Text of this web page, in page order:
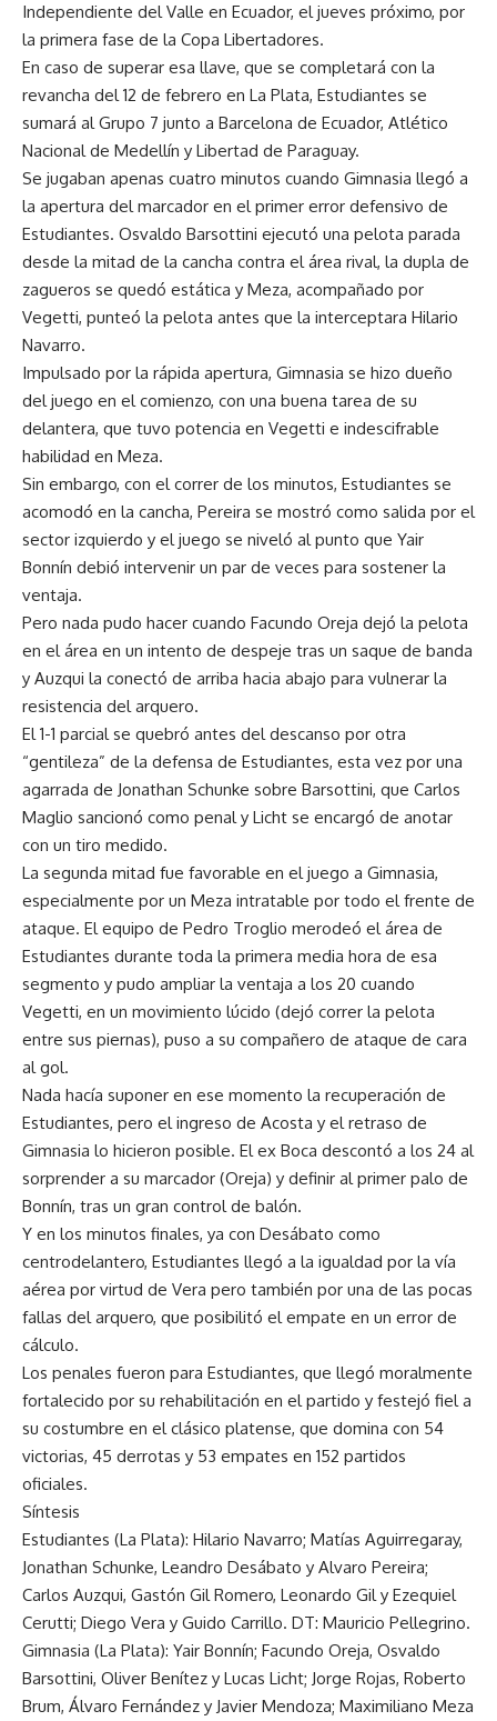
Independiente del Valle en Ecuador, el jueves próximo, por
la primera fase de la Copa Libertadores.
En caso de superar esa llave, que se completará con la
revancha del 12 de febrero en La Plata, Estudiantes se
sumará al Grupo 7 junto a Barcelona de Ecuador, Atlético
Nacional de Medellín y Libertad de Paraguay.
Se jugaban apenas cuatro minutos cuando Gimnasia llegó a
la apertura del marcador en el primer error defensivo de
Estudiantes. Osvaldo Barsottini ejecutó una pelota parada
desde la mitad de la cancha contra el área rival, la dupla de
zagueros se quedó estática y Meza, acompañado por
Vegetti, punteó la pelota antes que la interceptara Hilario
Navarro.
Impulsado por la rápida apertura, Gimnasia se hizo dueño
del juego en el comienzo, con una buena tarea de su
delantera, que tuvo potencia en Vegetti e indescifrable
habilidad en Meza.
Sin embargo, con el correr de los minutos, Estudiantes se
acomodó en la cancha, Pereira se mostró como salida por el
sector izquierdo y el juego se niveló al punto que Yair
Bonnín debió intervenir un par de veces para sostener la
ventaja.
Pero nada pudo hacer cuando Facundo Oreja dejó la pelota
en el área en un intento de despeje tras un saque de banda
y Auzqui la conectó de arriba hacia abajo para vulnerar la
resistencia del arquero.
El 1-1 parcial se quebró antes del descanso por otra
“gentileza” de la defensa de Estudiantes, esta vez por una
agarrada de Jonathan Schunke sobre Barsottini, que Carlos
Maglio sancionó como penal y Licht se encargó de anotar
con un tiro medido.
La segunda mitad fue favorable en el juego a Gimnasia,
especialmente por un Meza intratable por todo el frente de
ataque. El equipo de Pedro Troglio merodeó el área de
Estudiantes durante toda la primera media hora de esa
segmento y pudo ampliar la ventaja a los 20 cuando
Vegetti, en un movimiento lúcido (dejó correr la pelota
entre sus piernas), puso a su compañero de ataque de cara
al gol.
Nada hacía suponer en ese momento la recuperación de
Estudiantes, pero el ingreso de Acosta y el retraso de
Gimnasia lo hicieron posible. El ex Boca descontó a los 24 al
sorprender a su marcador (Oreja) y definir al primer palo de
Bonnín, tras un gran control de balón.
Y en los minutos finales, ya con Desábato como
centrodelantero, Estudiantes llegó a la igualdad por la vía
aérea por virtud de Vera pero también por una de las pocas
fallas del arquero, que posibilitó el empate en un error de
cálculo.
Los penales fueron para Estudiantes, que llegó moralmente
fortalecido por su rehabilitación en el partido y festejó fiel a
su costumbre en el clásico platense, que domina con 54
victorias, 45 derrotas y 53 empates en 152 partidos
oficiales.
Síntesis
Estudiantes (La Plata): Hilario Navarro; Matías Aguirregaray,
Jonathan Schunke, Leandro Desábato y Alvaro Pereira;
Carlos Auzqui, Gastón Gil Romero, Leonardo Gil y Ezequiel
Cerutti; Diego Vera y Guido Carrillo. DT: Mauricio Pellegrino.
Gimnasia (La Plata): Yair Bonnín; Facundo Oreja, Osvaldo
Barsottini, Oliver Benítez y Lucas Licht; Jorge Rojas, Roberto
Brum, Álvaro Fernández y Javier Mendoza; Maximiliano Meza